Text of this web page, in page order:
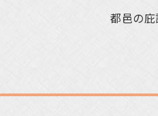
都邑の